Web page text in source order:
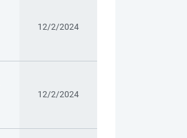
12/2/2024
12/2/2024